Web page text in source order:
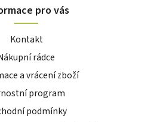
pro vás
Kontakt
rádce
a vrácení zboží
program
podmínky